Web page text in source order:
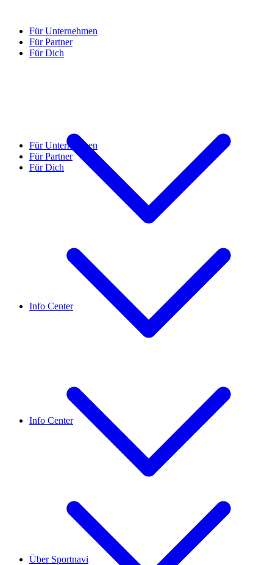
Für Unternehmen
Für Partner
Für Dich
Info Center
Über Sportnavi
Für Unternehmen
Für Partner
Für Dich
Info Center